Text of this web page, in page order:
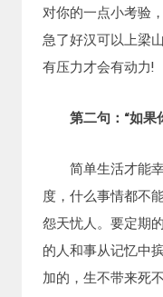
对你的一点小考验
急了好汉可以上梁
有压力才会有动力!
第二句：“如果
简单生活才能幸
度，什么事情都不
怨天忧人。要定期
的人和事从记忆中
加的，生不带来死